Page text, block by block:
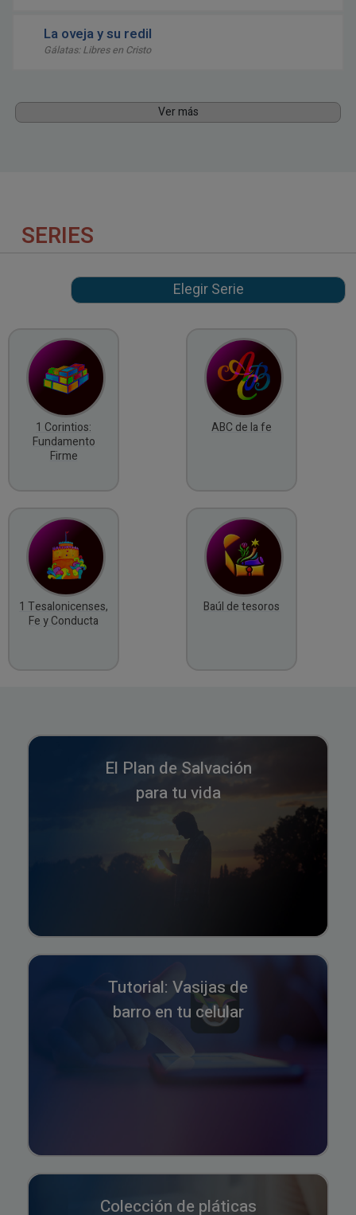
La oveja y su redil
Gálatas: Libres en Cristo
Ver más
El Plan de Salvación
para tu vida
Tutorial: Vasijas de
barro en tu celular
Colección de pláticas
SERIES
1 Corintios:
Fundamento
Firme
1 Tesalonicenses,
Fe y Conducta
ABC de la fe
Baúl de tesoros